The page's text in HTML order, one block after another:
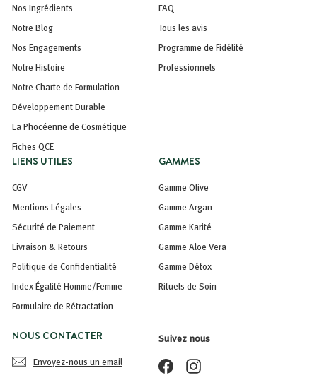
Nos Ingrédients
Notre Blog
Nos Engagements
Notre Histoire
Notre Charte de Formulation
Développement Durable
La Phocéenne de Cosmétique
Fiches QCE
FAQ
Tous les avis
Programme de Fidélité
Professionnels
LIENS UTILES
CGV
Mentions Légales
Sécurité de Paiement
Livraison & Retours
Politique de Confidentialité
Index Égalité Homme/Femme
Formulaire de Rétractation
GAMMES
Gamme Olive
Gamme Argan
Gamme Karité
Gamme Aloe Vera
Gamme Détox
Rituels de Soin
NOUS CONTACTER
Envoyez-nous un email
Suivez nous
FacebookInstagram